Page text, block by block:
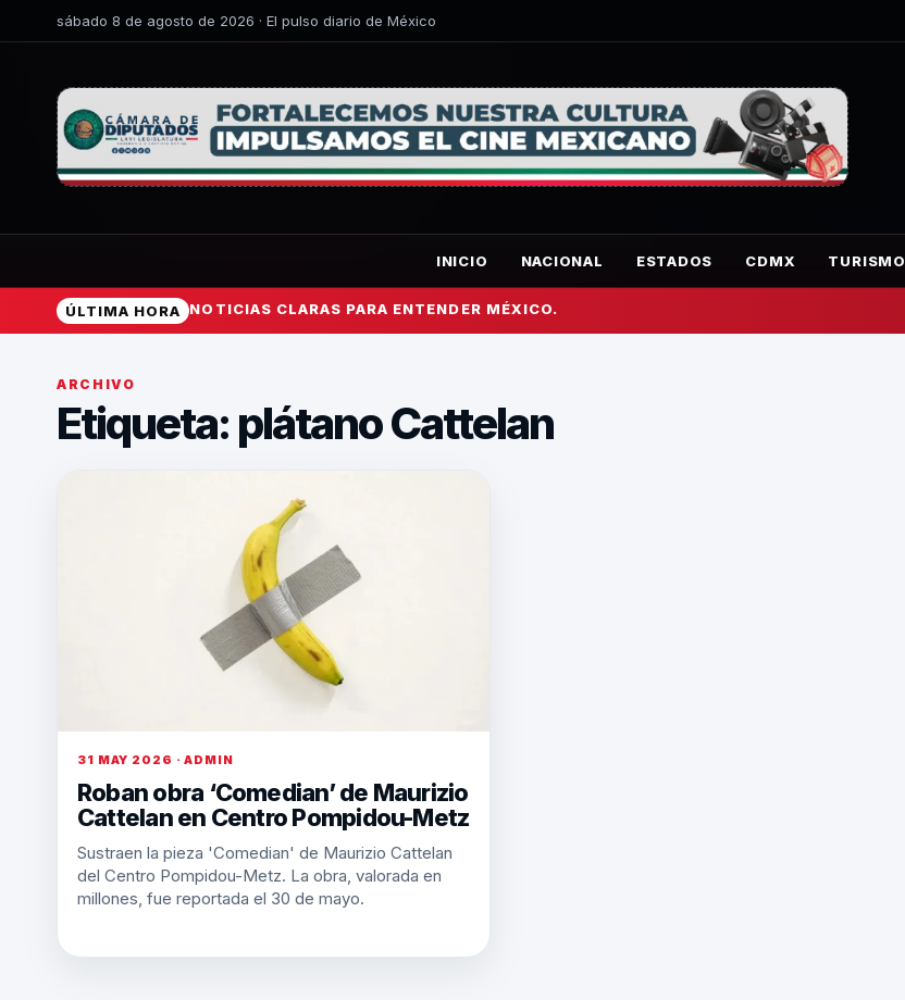
sábado 8 de agosto de 2026 · El pulso diario de México
INICIO NACIONAL ESTADOS CDMX TURISMO
ÚLTIMA HORA NOTICIAS CLARAS PARA ENTENDER MÉXICO.
ARCHIVO
Etiqueta: plátano Cattelan
31 MAY 2026 · ADMIN
Roban obra ‘Comedian’ de Maurizio
Cattelan en Centro Pompidou-Metz
Sustraen la pieza 'Comedian' de Maurizio Cattelan
del Centro Pompidou-Metz. La obra, valorada en
millones, fue reportada el 30 de mayo.